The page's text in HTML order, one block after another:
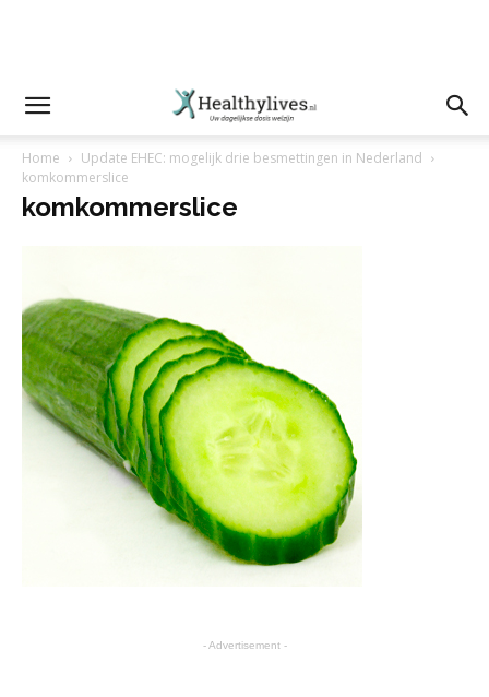
Home
Update EHEC: mogelijk drie besmettingen in Nederland
komkommerslice
komkommerslice
- Advertisement -